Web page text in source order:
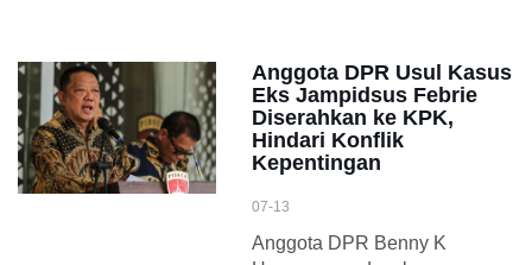
Anggota DPR Usul Kasus
Eks Jampidsus Febrie
Diserahkan ke KPK,
Hindari Konflik
Kepentingan
07-13
Anggota DPR Benny K